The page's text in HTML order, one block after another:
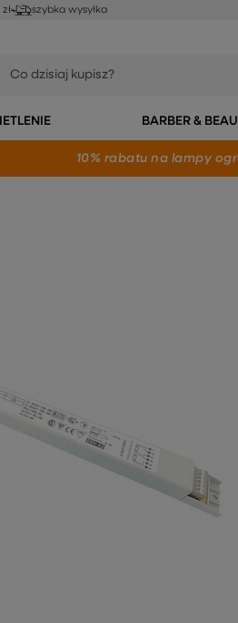
szybka wysyłka
BARBER &
10% rabatu na lampy